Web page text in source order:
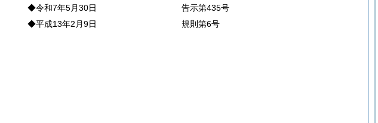
◆令和7年5月30日
告示第435号
◆平成13年2月9日 規則第6号